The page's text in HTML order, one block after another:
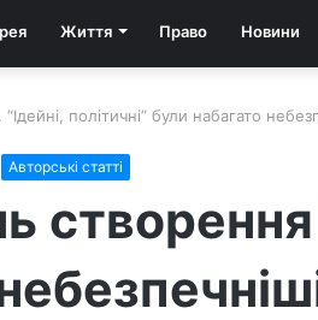
Життя Право Новини
політичні” були набагато
Авторські статті